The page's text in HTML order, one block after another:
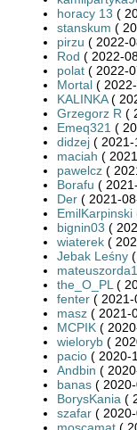
horacy 13 (
stanskum (
pirzu ( 2022-
Rod ( 2022-
polat ( 2022-
Mortal (
KALINKA(
Grzegorz R (
Emeq321 (
didzej ( 2021-
maciah (
pawelcz (
Borafu (
Der ( 2021-
EmilKarpinski
bignin03 (
wiaterek (
Jebak Leśny
the_O_PL (
fenter ( 2021-
masz ( 2021-
MCPIK (
wieloryb (
pacio ( 2020-
Andbin (
banas (
BorysKania (
szafar (
moscamat (